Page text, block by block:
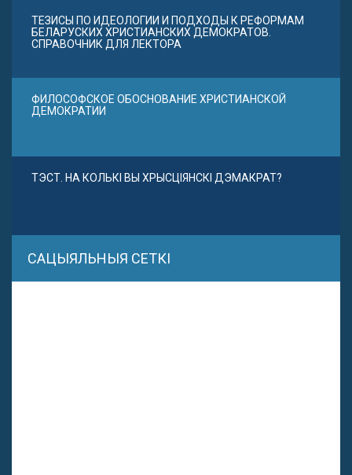
ТЕЗИСЫ ПО ИДЕОЛОГИИ И ПОДХОДЫ К РЕФОРМАМ
БЕЛАРУСКИХ ХРИСТИАНСКИХ ДЕМОКРАТОВ.
СПРАВОЧНИК ДЛЯ ЛЕКТОРА
ФИЛОСОФСКОЕ ОБОСНОВАНИЕ ХРИСТИАНСКОЙ
ДЕМОКРАТИИ
ТЭСТ. НА КОЛЬКІ ВЫ ХРЫСЦІЯНСКІ ДЭМАКРАТ?
САЦЫЯЛЬНЫЯ СЕТКІ